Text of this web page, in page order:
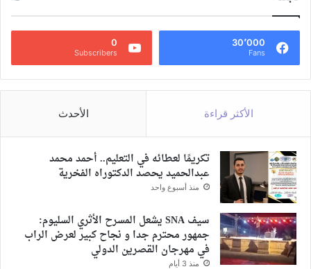
30٬000
Fans
0
Subscribers
الأكثر قراءة الأحدث
تكريمًا لعطائه في التعليم.. أحمد محمد
عبدالحميد يحصد الدكتوراه الفخرية
منذ أسبوع واحد
سيف SNA يشعل المسرح الأثري السليوم:
جمهور محترم جدا و نجاح كبير لعرض الراب
في مهرجان القصرين الدولي
منذ 3 أيام